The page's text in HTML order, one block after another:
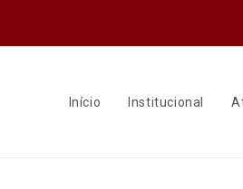
Início Institucional